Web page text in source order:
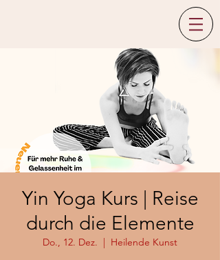
Yin Yoga Kurs | Reise
durch die Elemente
Do., 12. Dez.
  |
Heilende Kunst